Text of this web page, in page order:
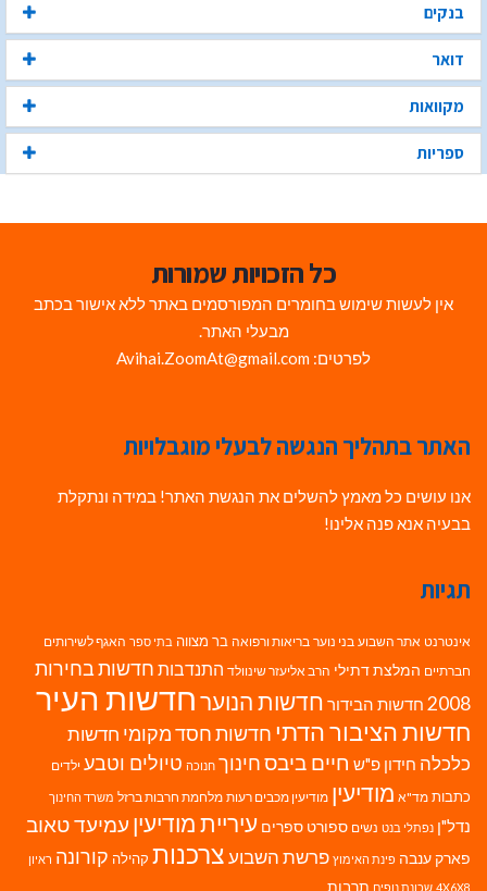
בנקים
דואר
מקוואות
ספריות
כל הזכויות שמורות
אין לעשות שימוש בחומרים המפורסמים באתר ללא אישור בכתב
מבעלי האתר.
לפרטים: Avihai.ZoomAt@gmail.com
האתר בתהליך הנגשה לבעלי מוגבלויות
אנו עושים כל מאמץ להשלים את הנגשת האתר! במידה ונתקלת
בבעיה אנא פנה אלינו!
תגיות
אינטרנט אתר השבוע בני נוער בריאות ורפואה בר מצווה בתי ספר האגף לשירותים
חברתיים המלצת דתילי הרב אליעזר שינוולד התנדבות חדשות בחירות
2008 חדשות הבידור חדשות הנוערחדשות העיר
חדשות הציבור הדתי חדשות חסד מקומי חדשות
כלכלה חידון פ"ש חיים ביבסחינוך חנוכה טיולים וטבע ילדים
כתבות מד"א מודיעין מודיעין מכבים רעות מלחמת חרבות ברזל משרד החינוך
נדל"ן נפתלי בנט נשים ספורט ספרים עיריית מודיעין עמיעד טאוב
פארק ענבה פינת האימוץ פרשת השבועצרכנות קהילה קורונה ראיון
4X6X8 שכונת נופים תרבות